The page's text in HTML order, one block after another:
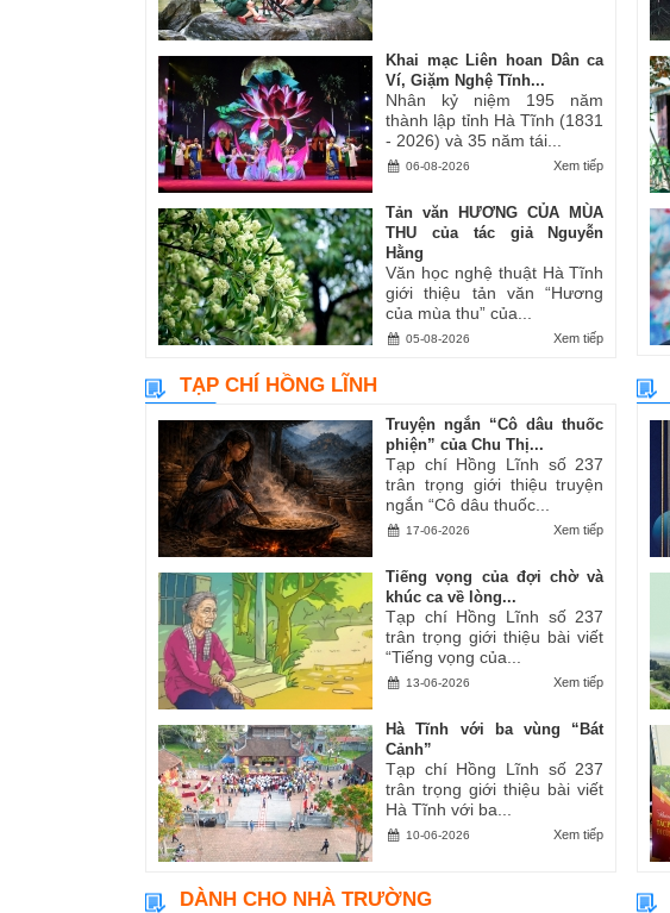
Khai mạc Liên hoan Dân ca
Ví, Giặm Nghệ Tĩnh...
Nhân kỷ niệm 195 năm
thành lập tỉnh Hà Tĩnh (1831
- 2026) và 35 năm tái...
Xem tiếp
06-08-2026
Tản văn HƯƠNG CỦA MÙA
THU của tác giả Nguyễn
Hằng
Văn học nghệ thuật Hà Tĩnh
giới thiệu tản văn “Hương
của mùa thu” của...
Xem tiếp
05-08-2026
TẠP CHÍ HỒNG LĨNH
Truyện ngắn “Cô dâu thuốc
phiện” của Chu Thị...
Tạp chí Hồng Lĩnh số 237
trân trọng giới thiệu truyện
ngắn “Cô dâu thuốc...
Xem tiếp
17-06-2026
Tiếng vọng của đợi chờ và
khúc ca về lòng...
Tạp chí Hồng Lĩnh số 237
trân trọng giới thiệu bài viết
“Tiếng vọng của...
Xem tiếp
13-06-2026
Hà Tĩnh với ba vùng “Bát
Cảnh”
Tạp chí Hồng Lĩnh số 237
trân trọng giới thiệu bài viết
Hà Tĩnh với ba...
Xem tiếp
10-06-2026
DÀNH CHO NHÀ TRƯỜNG